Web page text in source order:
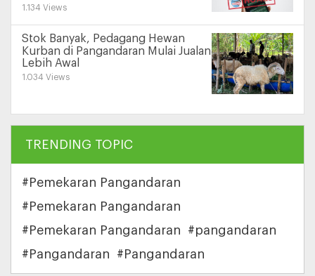
1.134 Views
Stok Banyak, Pedagang Hewan
Kurban di Pangandaran Mulai Jualan
Lebih Awal
1.034 Views
TRENDING TOPIC
#Pemekaran Pangandaran
#Pemekaran Pangandaran
#Pemekaran Pangandaran
#pangandaran
#Pangandaran
#Pangandaran